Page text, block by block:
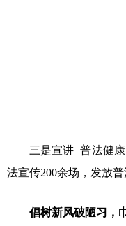
三是宣讲+普法健康。
法宣传200余场，发放
倡树新风破陋习，